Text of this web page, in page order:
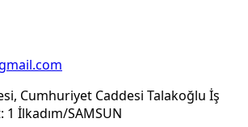
Cumhuriyet Caddesi Talakoğlu İş
İlkadım/SAMSUN